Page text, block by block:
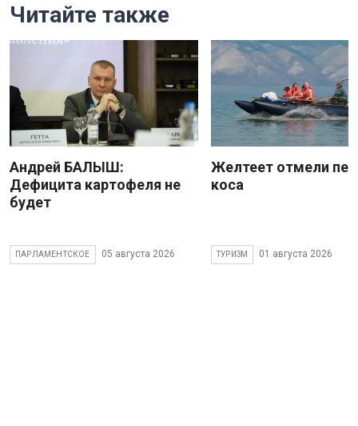
Читайте также
Андрей БАЛЫШ:
Дефицита картофеля не
будет
ПАРЛАМЕНТСКОЕ 05 августа 2026
Желтеет отмели
коса
ТУРИЗМ 01 августа 2026